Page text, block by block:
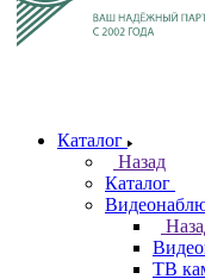
Каталог
Назад
Каталог
ТВ